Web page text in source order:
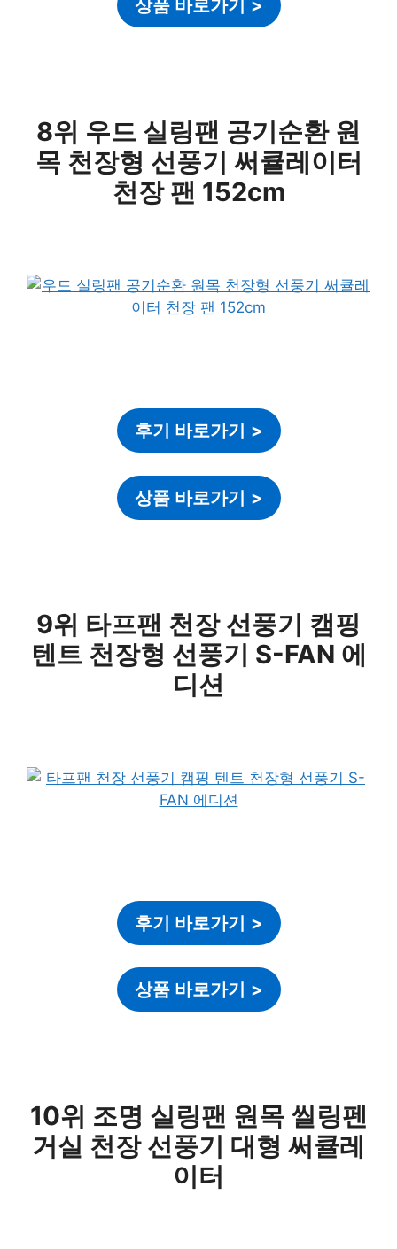
상품 바로가기 >
8위 우드 실링팬 공기순환 원
목 천장형 선풍기 써큘레이터
천장 팬 152cm
후기 바로가기 >
상품 바로가기 >
9위 타프팬 천장 선풍기 캠핑
텐트 천장형 선풍기 S-FAN 에
디션
후기 바로가기 >
상품 바로가기 >
10위 조명 실링팬 원목 씰링펜
거실 천장 선풍기 대형 써큘레
이터